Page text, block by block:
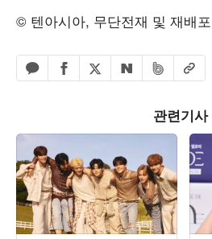
© 텐아시아, 무단전재 및 재배
카카오톡 공유하기
페이스북 공유하기
엑스 공유하기
네이버 공유하기
밴드 공유하
URL
관련기사